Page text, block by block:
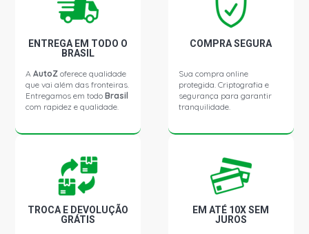
ENTREGA EM TODO O
BRASIL
AAutoZ oferece qualidade
que vai além das fronteiras.
Entregamos em todoBrasil
com rapidez e qualidade.
COMPRA SEGURA
Sua compra online
protegida. Criptografia e
segurança para garantir
tranquilidade.
TROCA E DEVOLUÇÃO
GRÁTIS
EM ATÉ 10X SEM
JUROS